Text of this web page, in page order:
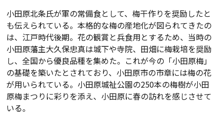
小田原北条氏が軍の常備食として、梅干作りを奨励したと
も伝えられている。本格的な梅の産地化が図られてきたの
は、江戸時代後期。花の観賞と兵食用とするため、当時の
小田原藩主大久保忠真は城下や寺院、田畑に梅栽培を奨励
し、全国から優良品種を集めた。これが今の「小田原梅」
の基礎を築いたとされており、小田原市の市章には梅の花
が用いられている。小田原城祉公園の250本の梅樹が小田
原梅まつりに彩りを添え、小田原に春の訪れを感じさせて
いる。